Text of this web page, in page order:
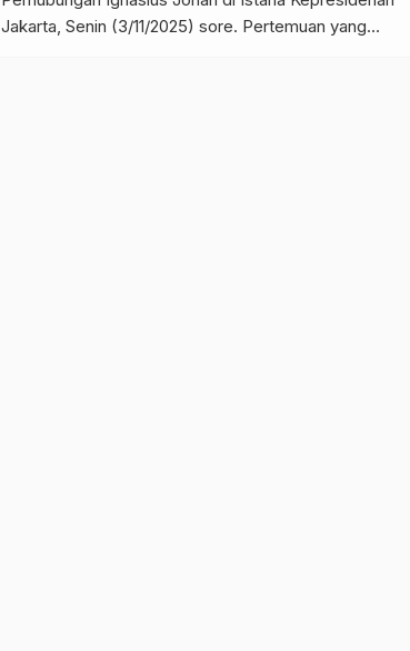
Jakarta, Senin (3/11/2025) sore. Pertemuan yang